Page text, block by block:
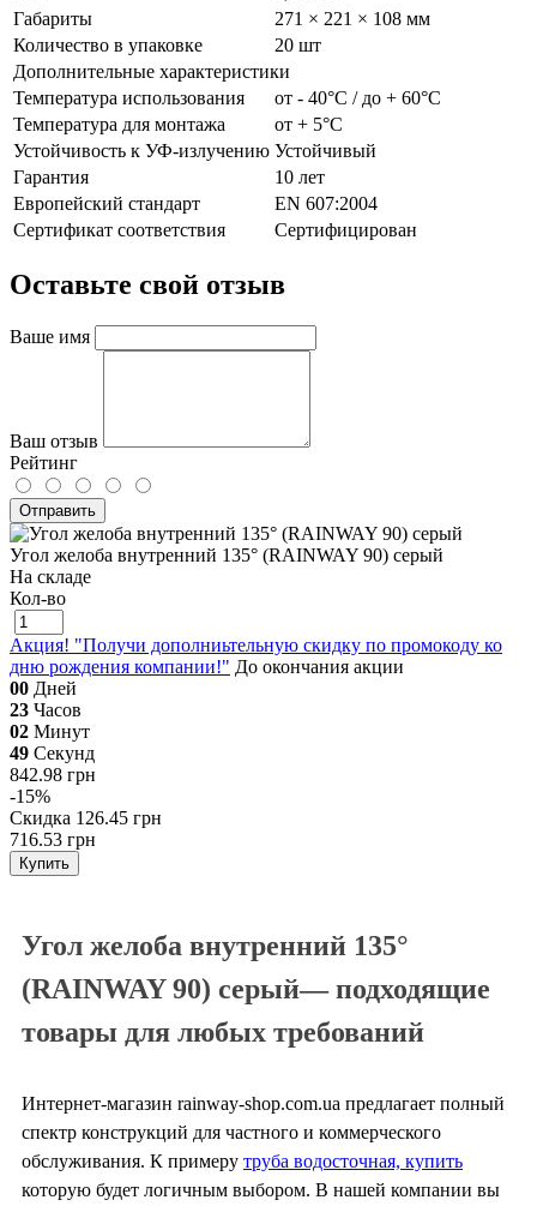
Габариты
271 × 221 × 108 мм
Количество в упаковке
20 шт
Дополнительные характеристики
Температура использования
от - 40°С / до + 60°С
Температура для монтажа
от + 5°С
Устойчивость к УФ-излучению Устойчивый
Гарантия
10 лет
Европейский стандарт
EN 607:2004
Сертификат соответствия
Сертифицирован
Оставьте свой отзыв
Ваше имя
Ваш отзыв
Рейтинг
Отправить
Угол желоба внутренний 135° (RAINWAY 90) серый
На складе
Кол-во
Акция! "Получи дополниьтельную скидку по промокоду ко
дню рождения компании!" До окончания акции
00 Дней
23 Часов
02 Минут
48 Секунд
842.98 грн
-15%
Скидка 126.45 грн
716.53 грн
Купить
Угол желоба внутренний 135°
(RAINWAY 90) серый— подходящие
товары для любых требований
Интернет-магазин rainway-shop.com.ua предлагает полный
спектр конструкций для частного и коммерческого
обслуживания. К примеру труба водосточная, купить
которую будет логичным выбором. В нашей компании вы